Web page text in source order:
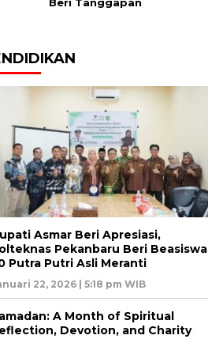
Asmar Beri Apresiasi,
Pekanbaru Beri Beasiswa
Putra Putri Asli Meranti
22, 2026 | 5:18 pm WIB
A Month of Spiritual
Devotion, and Charity